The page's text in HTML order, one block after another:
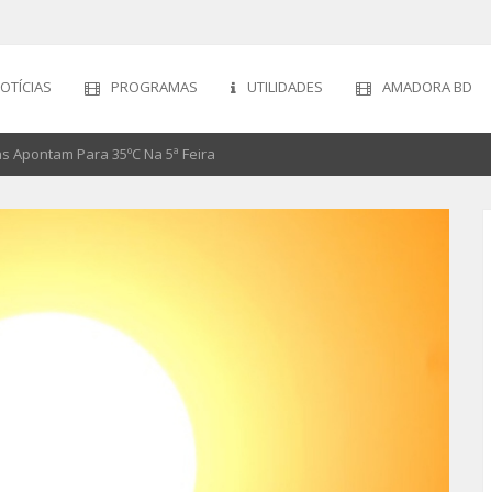
PROGRAMAS UTILIDADES AMADORA BD
Para 35ºC Na 5ª Feira